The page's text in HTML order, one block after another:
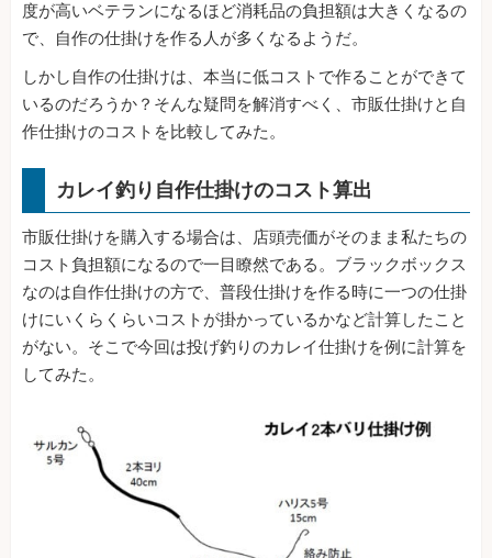
度が高いベテランになるほど消耗品の負担額は大きくなるの
で、自作の仕掛けを作る人が多くなるようだ。
しかし自作の仕掛けは、本当に低コストで作ることができて
いるのだろうか？そんな疑問を解消すべく、市販仕掛けと自
作仕掛けのコストを比較してみた。
カレイ釣り自作仕掛けのコスト算出
市販仕掛けを購入する場合は、店頭売価がそのまま私たちの
コスト負担額になるので一目瞭然である。ブラックボックス
なのは自作仕掛けの方で、普段仕掛けを作る時に一つの仕掛
けにいくらくらいコストが掛かっているかなど計算したこと
がない。そこで今回は投げ釣りのカレイ仕掛けを例に計算を
してみた。